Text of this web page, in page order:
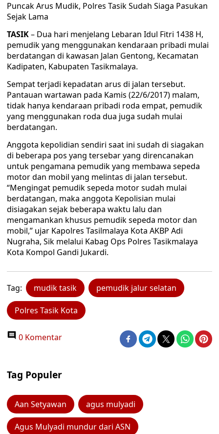
Puncak Arus Mudik, Polres Tasik Sudah Siaga Pasukan
Sejak Lama
TASIK– Dua hari menjelang Lebaran Idul Fitri 1438 H,
pemudik yang menggunakan kendaraan pribadi mulai
berdatangan di kawasan Jalan Gentong, Kecamatan
Kadipaten, Kabupaten Tasikmalaya.
Sempat terjadi kepadatan arus di jalan tersebut.
Pantauan wartawan pada Kamis (22/6/2017) malam,
tidak hanya kendaraan pribadi roda empat, pemudik
yang menggunakan roda dua juga sudah mulai
berdatangan.
Anggota kepolidian sendiri saat ini sudah di siagakan
di beberapa pos yang tersebar yang direncanakan
untuk pengamana pemudik yang membawa sepeda
motor dan mobil yang melintas di jalan tersebut.
“Mengingat pemudik sepeda motor sudah mulai
berdatangan, maka anggota Kepolisian mulai
disiagakan sejak beberapa waktu lalu dan
mengamankan khusus pemudik sepeda motor dan
mobil,” ujar Kapolres Tasilmalaya Kota AKBP Adi
Nugraha, Sik melalui Kabag Ops Polres Tasikmalaya
Kota Kompol Gandi Jukardi.
Tag: mudik tasik pemudik jalur selatan
Polres Tasik Kota
0 Komentar
Tag Populer
Aan Setyawan agus mulyadi
Agus Mulyadi mundur dari ASN